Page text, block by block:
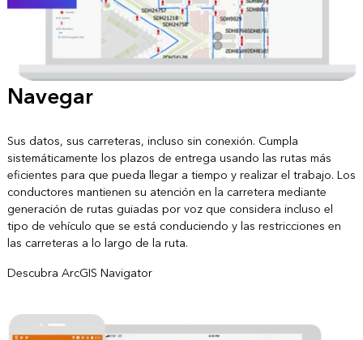
Navegar
Sus datos, sus carreteras, incluso sin conexión. Cumpla
sistemáticamente los plazos de entrega usando las rutas más
eficientes para que pueda llegar a tiempo y realizar el trabajo. Los
conductores mantienen su atención en la carretera mediante
generación de rutas guiadas por voz que considera incluso el
tipo de vehículo que se está conduciendo y las restricciones en
las carreteras a lo largo de la ruta.
Descubra ArcGIS Navigator